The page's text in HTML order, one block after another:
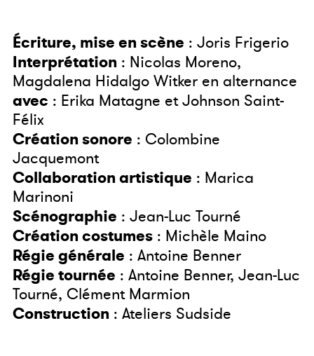
Écriture, mise en scène : Joris Frigerio
Interprétation : Nicolas Moreno,
Magdalena Hidalgo Witker en alternance
avec : Erika Matagne et Johnson Saint-
Félix
Création sonore : Colombine
Jacquemont
Collaboration artistique : Marica
Marinoni
Scénographie : Jean-Luc Tourné
Création costumes : Michèle Maino
Régie générale : Antoine Benner
Régie tournée : Antoine Benner, Jean-Luc
Tourné, Clément Marmion
Construction : Ateliers Sudside